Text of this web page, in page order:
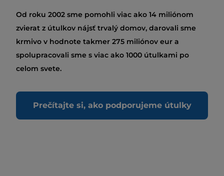
Od roku 2002 sme pomohli viac ako 14 miliónom
zvierat z útulkov nájsť trvalý domov, darovali sme
krmivo v hodnote takmer 275 miliónov eur a
spolupracovali sme s viac ako 1000 útulkami po
celom svete.
Prečítajte si, ako podporujeme útulky